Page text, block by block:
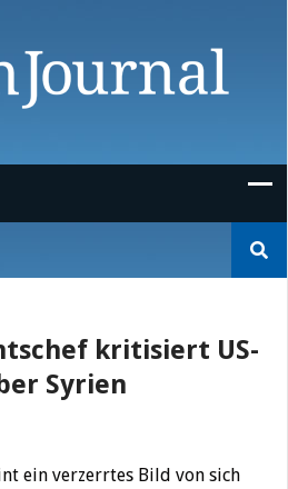
nach:
kritisiert US-
Syrien
ein verzerrtes Bild von sich